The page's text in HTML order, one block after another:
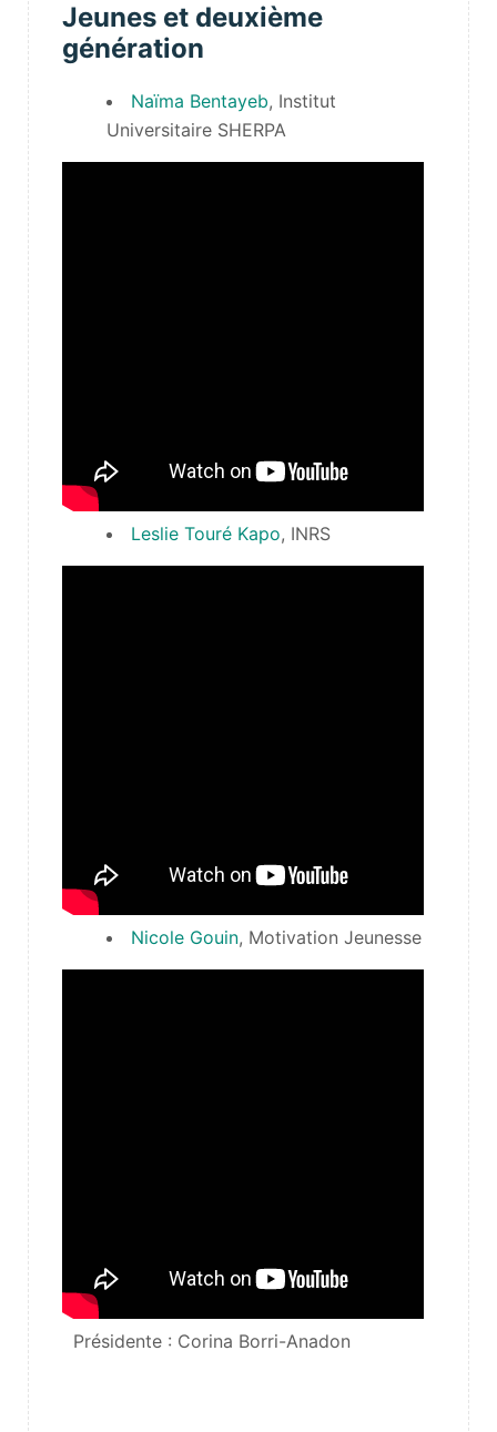
Jeunes et deuxième
génération
Naïma Bentayeb, Institut
Universitaire SHERPA
Leslie Touré Kapo, INRS
Nicole Gouin, Motivation Jeunesse
Présidente : Corina Borri-Anadon